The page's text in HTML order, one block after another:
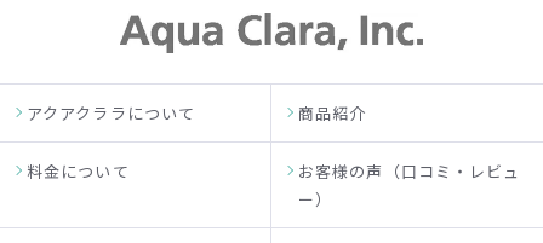
アクアクララについて 商品紹介
料金について
お客様の声（口コミ・レビュ
ー）